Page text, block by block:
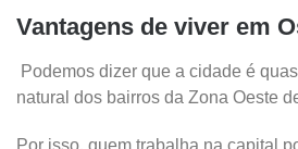
Vantagens de viver em
Podemos dizer que a cidade é
natural dos bairros da Zona Oeste
Por isso, quem trabalha na capital